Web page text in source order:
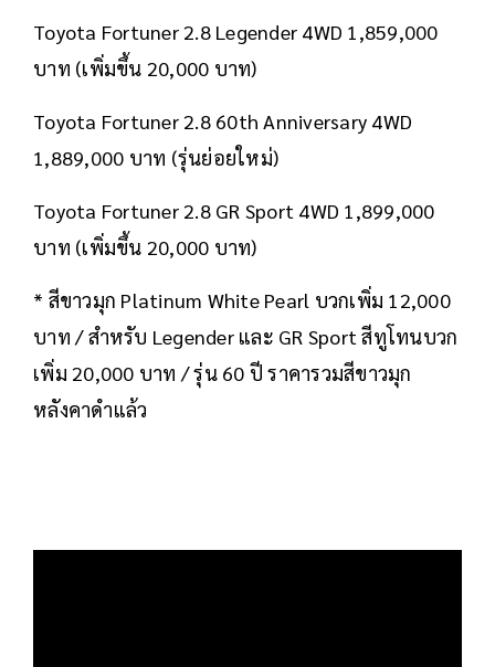
Toyota Fortuner 2.8 Legender 4WD 1,859,000
บาท (เพิ่มขึ้น 20,000 บาท)
Toyota Fortuner 2.8 60th Anniversary 4WD
1,889,000 บาท (รุ่นย่อยใหม่)
Toyota Fortuner 2.8 GR Sport 4WD 1,899,000
บาท (เพิ่มขึ้น 20,000 บาท)
* สีขาวมุก Platinum White Pearl บวกเพิ่ม 12,000
บาท / สำหรับ Legender และ GR Sport สีทูโทนบวก
เพิ่ม 20,000 บาท / รุ่น 60 ปี ราคารวมสีขาวมุก
หลังคาดำแล้ว